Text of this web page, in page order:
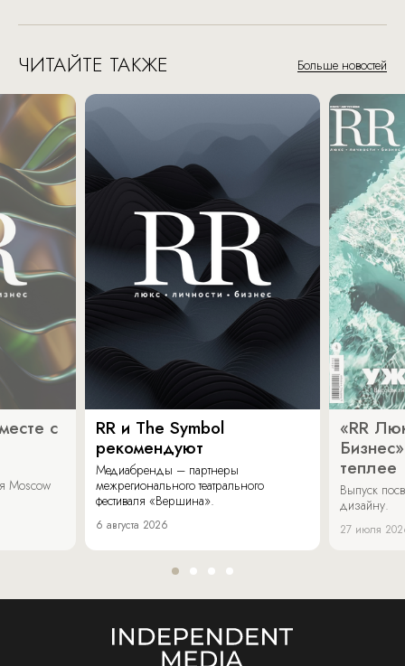
ЧИТАЙТЕ ТАКЖЕ Больше новостей
с
Moscow
RR и The Symbol
рекомендуют
Медиабренды – партнеры
межрегионального театрального
фестиваля «Вершина».
6 августа 2026
«RR
теплее
Выпуск
дизайну.
27 июля